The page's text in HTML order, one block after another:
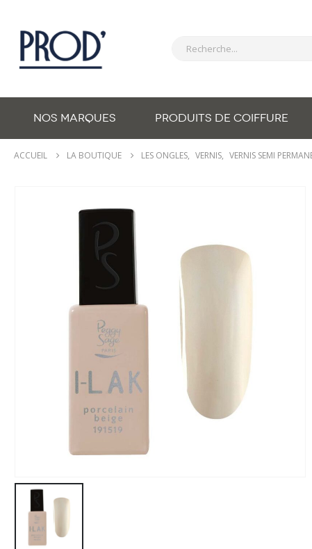
NOS MARQUES PRODUITS DE COIFFURE
ACCUEIL LA BOUTIQUE LES ONGLES, VERNIS, VERNIS SEMI